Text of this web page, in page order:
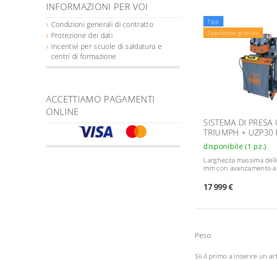
INFORMAZIONI PER VOI
Condizioni generali di contratto
Protezione dei dati
Incentivi per scuole di saldatura e
centri di formazione
ACCETTIAMO PAGAMENTI
ONLINE
Tipp
Spedizione gratuita
SISTEMA DI PRESA
TRIUMPH + UZP30
disponibile(1 pz.)
Larghezza massima
mm con avanzamento
17 999 €
Peso
Sii il primo a inserire un